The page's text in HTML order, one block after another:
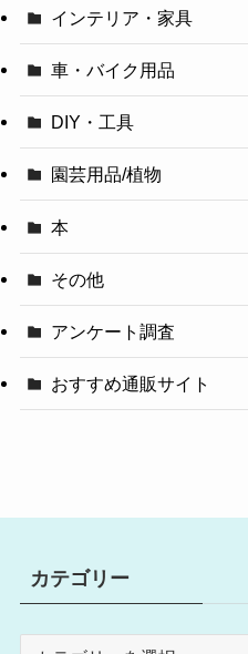
インテリア・家具
車・バイク用品
DIY・工具
園芸用品/植物
本
その他
アンケート調査
おすすめ通販サイト
カテゴリー